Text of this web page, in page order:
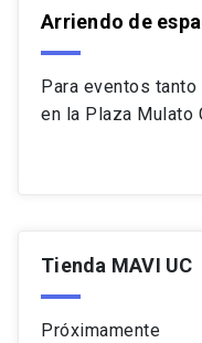
Arriendo de
Para eventos
en la Plaza Mulato
Tienda MAVI UC
Próximamente